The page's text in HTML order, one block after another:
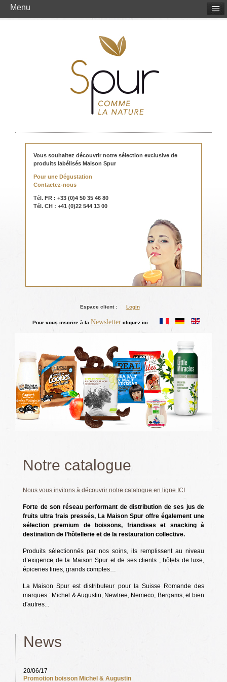
Vous souhaitez découvrir notre sélection exclusive de
produits labélisés Maison Spur
Pour une Dégustation
Contactez-nous
Tél. FR : +33 (0)4 50 35 46 80
Tél. CH : +41 (0)22 544 13 00
Espace client : Login
Pour vous inscrire à la Newslettercliquez ici
Notre catalogue
Nous vous invitons à découvrir notre catalogue en ligne ICI
Forte de son réseau performant de distribution de ses jus de
fruits ultra frais pressés, La Maison Spur offre également une
sélection premium de boissons, friandises et snacking à
destination de l’hôtellerie et de la restauration collective.
Produits sélectionnés par nos soins, ils remplissent au niveau
d’exigence de la Maison Spur et de ses clients ; hôtels de luxe,
épiceries fines, grands comptes…
La Maison Spur est distributeur pour la Suisse Romande des
marques : Michel & Augustin, Newtree, Nemeco, Bergams, et bien
d'autres...
News
20/06/17
Promotion boisson Michel & Augustin
Menu